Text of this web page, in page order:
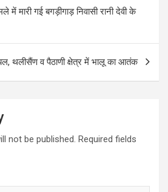
में मारी गई बगड़ीगाड़ निवासी रानी देवी के
थलीसैंण व पैठाणी क्षेत्र में भालू का आतंक
not be published. Required fields